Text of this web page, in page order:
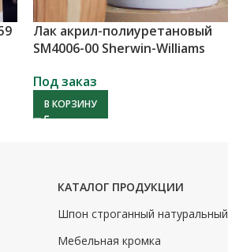
Лак акрил-полиуретановый
SM4006-00 Sherwin-Williams
Под заказ
В КОРЗИНУ
КАТАЛОГ ПРОДУКЦИИ
Шпон строганный натуральный
Мебельная кромка